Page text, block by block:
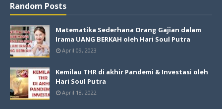
Random Posts
Matematika Sederhana Orang Gajian dalam
Irama UANG BERKAH oleh Hari Soul Putra
April 09, 2023
Kemilau THR di akhir Pandemi & Investasi oleh
Hari Soul Putra
April 18, 2022